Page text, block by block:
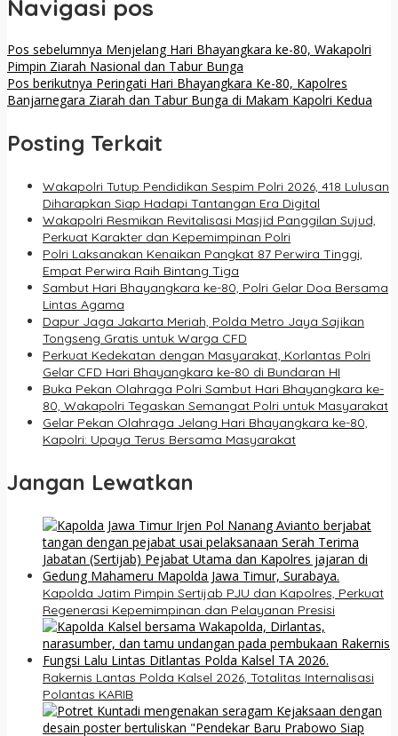
Navigasi pos
Pos sebelumnya Menjelang Hari Bhayangkara ke-80, Wakapolri
Pimpin Ziarah Nasional dan Tabur Bunga
Pos berikutnya Peringati Hari Bhayangkara Ke-80, Kapolres
Banjarnegara Ziarah dan Tabur Bunga di Makam Kapolri Kedua
Posting Terkait
Wakapolri Tutup Pendidikan Sespim Polri 2026, 418 Lulusan
Diharapkan Siap Hadapi Tantangan Era Digital
Wakapolri Resmikan Revitalisasi Masjid Panggilan Sujud,
Perkuat Karakter dan Kepemimpinan Polri
Polri Laksanakan Kenaikan Pangkat 87 Perwira Tinggi,
Empat Perwira Raih Bintang Tiga
Sambut Hari Bhayangkara ke-80, Polri Gelar Doa Bersama
Lintas Agama
Dapur Jaga Jakarta Meriah, Polda Metro Jaya Sajikan
Tongseng Gratis untuk Warga CFD
Perkuat Kedekatan dengan Masyarakat, Korlantas Polri
Gelar CFD Hari Bhayangkara ke-80 di Bundaran HI
Buka Pekan Olahraga Polri Sambut Hari Bhayangkara ke-
80, Wakapolri Tegaskan Semangat Polri untuk Masyarakat
Gelar Pekan Olahraga Jelang Hari Bhayangkara ke-80,
Kapolri: Upaya Terus Bersama Masyarakat
Jangan Lewatkan
Kapolda Jatim Pimpin Sertijab PJU dan Kapolres, Perkuat
Regenerasi Kepemimpinan dan Pelayanan Presisi
Rakernis Lantas Polda Kalsel 2026, Totalitas Internalisasi
Polantas KARIB